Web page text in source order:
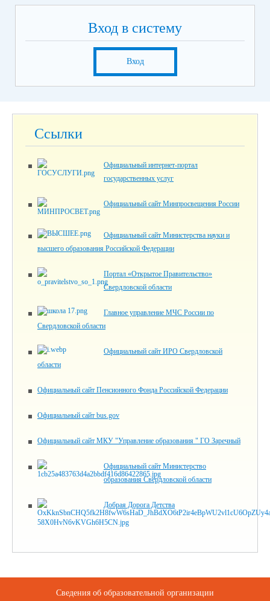
Вход в систему
Вход
Ссылки
Официальный интернет-портал
государственных услуг
Официальный сайт Минпросвещения России
Официальный сайт Министерства науки и
высшего образования Российской Федерации
Портал «Открытое Правительство»
Свердловской области
Главное управление МЧС России по
Свердловской области
Официальный сайт ИРО Свердловской
области
Официальный сайт Пенсионного Фонда Российской Федерации
Официальный сайт bus.gov
Официальный сайт МКУ "Управление образования " ГО Заречный
Официальный сайт Министерство
образования Свердловской области
Добрая Дорога Детства
Сведения об образовательной организации